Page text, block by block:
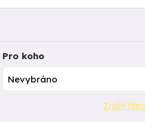
Pro koho
Zrušit